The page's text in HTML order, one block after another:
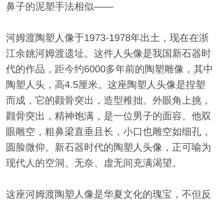
鼻子的泥塑手法相似——
河姆渡陶塑人像于1973-1978年出土，现在在浙
江余姚河姆渡遗址。这件人头像是我国新石器时
代的作品，距今约6000多年前的陶塑雕像，其中
陶塑人头，高4.5厘米。这座陶塑人头像是捏塑
而成，它的颧骨突出，造型稚拙。外眼角上挑，
颧骨突出，精神饱满，是一位男子的面容。他双
眼雕空，粗鼻梁直垂且长，小口也雕空如细孔，
圆脸微仰。新石器时代的陶塑人头像，正可喻为
现代人的空洞、无奈、虚无间充满渴望。
这座河姆渡陶塑人像是华夏文化的瑰宝，不但反